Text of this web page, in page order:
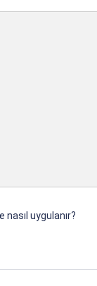
uygulanır?